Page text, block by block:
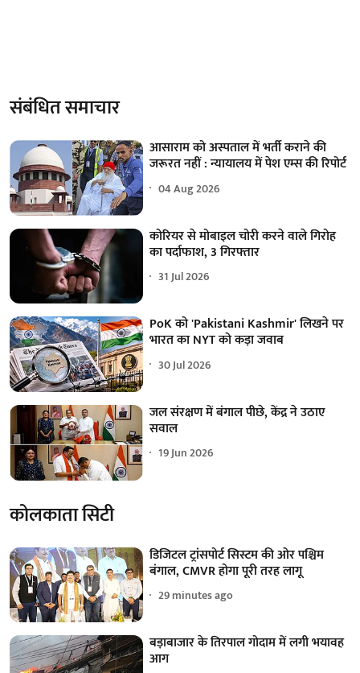
संबंधित समाचार
आसाराम को अस्पताल में भर्ती कराने की
जरूरत नहीं : न्यायालय में पेश एम्स की रिपोर्ट
04 Aug 2026
कोरियर से मोबाइल चोरी करने वाले गिरोह
का पर्दाफाश, 3 गिरफ्तार
31 Jul 2026
PoK को 'Pakistani Kashmir' लिखने पर
भारत का NYT को कड़ा जवाब
30 Jul 2026
जल संरक्षण में बंगाल पीछे, केंद्र ने उठाए
सवाल
19 Jun 2026
कोलकाता सिटी
डिजिटल ट्रांसपोर्ट सिस्टम की ओर पश्चिम
बंगाल, CMVR होगा पूरी तरह लागू
29 minutes ago
बड़ाबाजार के तिरपाल गोदाम में लगी भयावह
आग